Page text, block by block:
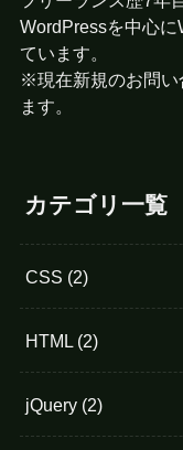
WordPressを中心
ています。
※現在新規のお問い
ます。
カテゴリ一覧
CSS (2)
HTML (2)
jQuery (2)